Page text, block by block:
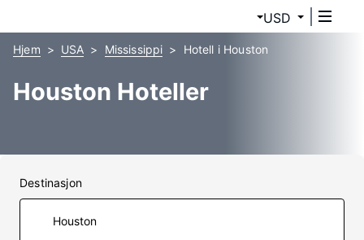
USD
Hjem USA Mississippi Hotell i Houston
Houston Hoteller
Destinasjon